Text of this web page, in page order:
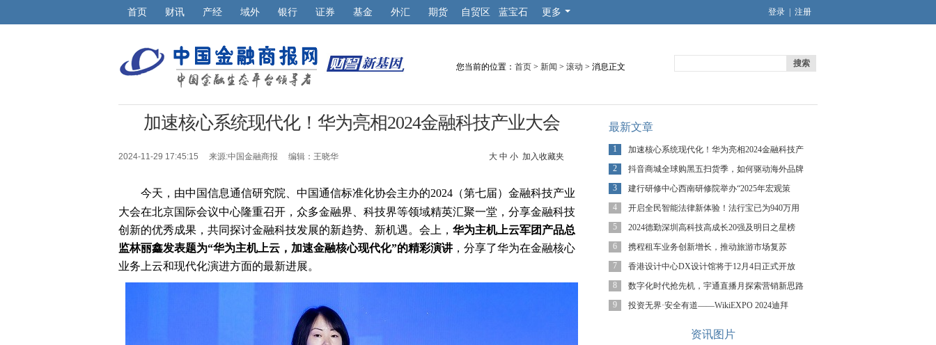
首页 财讯 产经 域外 银行 证券 基金 外汇 期货 自贸区 蓝宝石 更多 登录 注册
您当前的位置： 首页 > 新闻 > 滚动 > 消息正文 搜索
加速核心系统现代化！华为亮相2024金融科技产业大会
2024-11-29 17:45:15 来源:中国金融商报 编辑：王晓华 大 中 小 加入收藏夹
今天，由中国信息通信研究院、中国通信标准化协会主办的2024（第七届）金融科技产业
大会在北京国际会议中心隆重召开，众多金融界、科技界等领域精英汇聚一堂，分享金融科技
创新的优秀成果，共同探讨金融科技发展的新趋势、新机遇。会上， 华为主机上云军团产品总
监林丽鑫发表题为“华为主机上云，加速金融核心现代化”的精彩演讲，分享了华为在金融核心
业务上云和现代化演进方面的最新进展。
最新文章
1
加速核心系统现代化！华为亮相2024金融科技产
2
抖音商城全球购黑五扫货季，如何驱动海外品牌
3
建行研修中心西南研修院举办“2025年宏观策
4
开启全民智能法律新体验！法行宝已为940万用
5
2024德勤深圳高科技高成长20强及明日之星榜
6
携程租车业务创新增长，推动旅游市场复苏
7
香港设计中心DX设计馆将于12月4日正式开放
8
数字化时代抢先机，宇通直播月探索营销新思路
9
投资无界·安全有道——WikiEXPO 2024迪拜
资讯图片